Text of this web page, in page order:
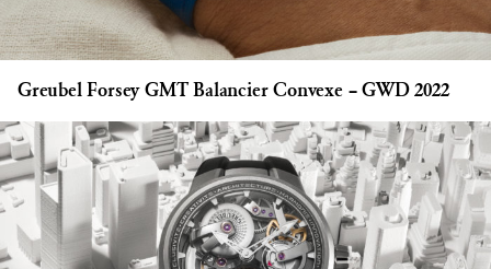
Greubel Forsey GMT Balancier Convexe – GWD 2022